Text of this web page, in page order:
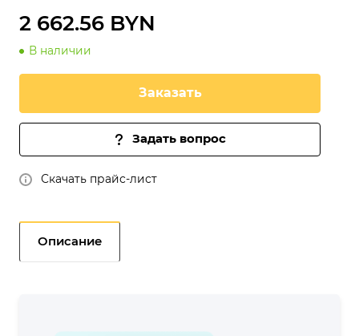
2 662.56 BYN
В наличии
Заказать
Задать вопрос
Скачать прайс-лист
Описание